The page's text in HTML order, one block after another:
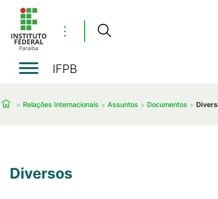
⋮
IFPB
Relações Internacionais Assuntos Documentos
Diversos